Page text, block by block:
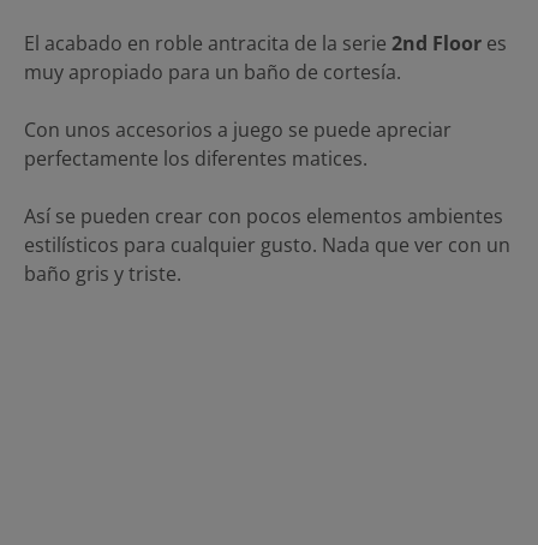
El acabado en roble antracita de la serie 2nd Floor es
muy apropiado para un baño de cortesía.
Con unos accesorios a juego se puede apreciar
perfectamente los diferentes matices.
Así se pueden crear con pocos elementos ambientes
estilísticos para cualquier gusto. Nada que ver con un
baño gris y triste.